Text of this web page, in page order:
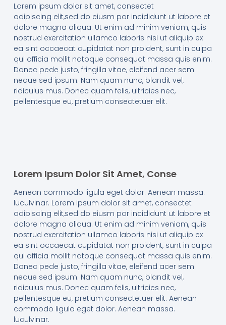
Lorem ipsum dolor sit amet, consectet
adipiscing elit,sed do eiusm por incididunt ut labore et
dolore magna aliqua. Ut enim ad minim veniam, quis
nostrud exercitation ullamco laboris nisi ut aliquip ex
ea sint occaecat cupidatat non proident, sunt in culpa
qui officia mollit natoque consequat massa quis enim.
Donec pede justo, fringilla vitae, eleifend acer sem
neque sed ipsum. Nam quam nunc, blandit vel,
ridiculus mus. Donec quam felis, ultricies nec,
pellentesque eu, pretium consectetuer elit.
Lorem Ipsum Dolor Sit Amet, Conse
Aenean commodo ligula eget dolor. Aenean massa.
luculvinar. Lorem ipsum dolor sit amet, consectet
adipiscing elit,sed do eiusm por incididunt ut labore et
dolore magna aliqua. Ut enim ad minim veniam, quis
nostrud exercitation ullamco laboris nisi ut aliquip ex
ea sint occaecat cupidatat non proident, sunt in culpa
qui officia mollit natoque consequat massa quis enim.
Donec pede justo, fringilla vitae, eleifend acer sem
neque sed ipsum. Nam quam nunc, blandit vel,
ridiculus mus. Donec quam felis, ultricies nec,
pellentesque eu, pretium consectetuer elit. Aenean
commodo ligula eget dolor. Aenean massa.
luculvinar.